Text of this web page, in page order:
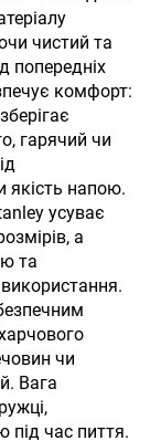
чистий та
попередніх
комфорт:
гарячий чи
якість напою.
усуває
а
та
чи
Вага
під час пиття.